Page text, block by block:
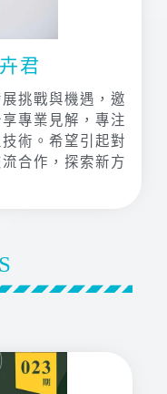
君
挑戰與機遇，邀
專業見解，專注
術。希望引起對
合作，探索新方